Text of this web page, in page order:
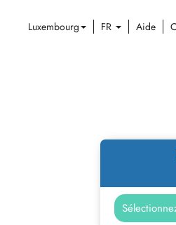
Luxembourg FR Aide